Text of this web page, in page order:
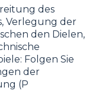
des
Verlegung der
den Dielen,
Folgen Sie
der
(P